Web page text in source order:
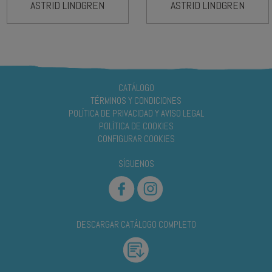
ASTRID LINDGREN ASTRID LINDGREN
CATÁLOGO
TÉRMINOS Y CONDICIONES
POLÍTICA DE PRIVACIDAD Y AVISO LEGAL
POLÍTICA DE COOKIES
CONFIGURAR COOKIES
SÍGUENOS
DESCARGAR CATÁLOGO COMPLETO